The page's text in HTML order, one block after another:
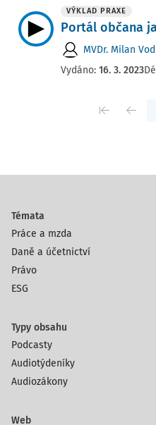
VÝKLAD PRAXE
Portál občana
MVDr. Milan
Vydáno: 16. 3. 2023
Témata
Práce a mzda
Daně a účetnictví
Právo
ESG
Typy obsahu
Podcasty
Audiotýdeníky
Audiozákony
Web